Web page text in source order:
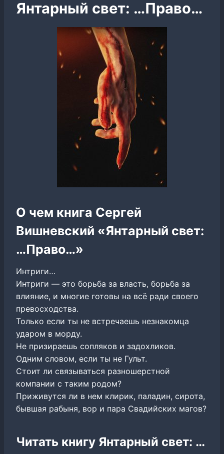
Янтарный свет: …Право…
О чем книга Сергей
Вишневский «Янтарный свет:
…Право…»
Интриги…
Интриги — это борьба за власть, борьба за
влияние, и многие готовы на всё ради своего
превосходства.
Только если ты не встречаешь незнакомца
ударом в морду.
Не призираешь сопляков и задохликов.
Одним словом, если ты не Гульт.
Стоит ли связываться разношерстной
компании с таким родом?
Приживутся ли в нем клирик, паладин, сирота,
бывшая рабыня, вор и пара Свадийских магов?
Читать книгу Янтарный свет: …